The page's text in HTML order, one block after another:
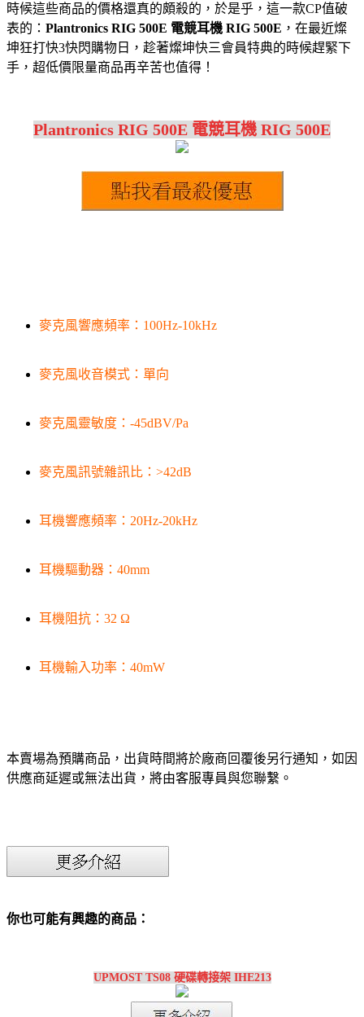
時候這些商品的價格還真的頗殺的，於是乎，這一款CP值破
表的： Plantronics RIG 500E 電競耳機 RIG 500E ，在最近燦
坤狂打快3快閃購物日，趁著燦坤快三會員特典的時候趕緊下
手，超低價限量商品再辛苦也值得！
Plantronics RIG 500E 電競耳機 RIG 500E
麥克風響應頻率：100Hz-10kHz
麥克風收音模式：單向
麥克風靈敏度：-45dBV/Pa
麥克風訊號雜訊比：>42dB
耳機響應頻率：20Hz-20kHz
耳機驅動器：40mm
耳機阻抗：32 Ω
耳機輸入功率：40mW
本賣場為預購商品，出貨時間將於廠商回覆後另行通知，如因
供應商延遲或無法出貨，將由客服專員與您聯繫。
你也可能有興趣的商品：
UPMOST TS08 硬碟轉接架 IHE213